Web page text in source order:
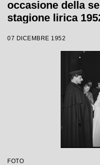
occasione della
stagione lirica
Victor de Sabata,
07 DICEMBRE 1952
FOTO